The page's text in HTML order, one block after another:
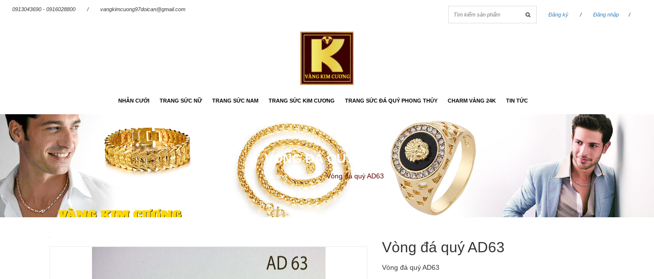
0913043690 - 0916028800 /
vangkimcuong97doican@gmail.com
Đăng ký
/ Đăng nhập /
NHẪN CƯỚI TRANG SỨC NỮ TRANG SỨC NAM TRANG SỨC KIM CƯƠNG TRANG SỨC ĐÁ QUÝ PHONG THỦY CHARM VÀNG 24K TIN TỨC
VÒNG ĐÁ QUÝ AD63
Trang chủ / All / Vòng đá quý AD63
Vòng đá quý AD63
Vòng đá quý AD63